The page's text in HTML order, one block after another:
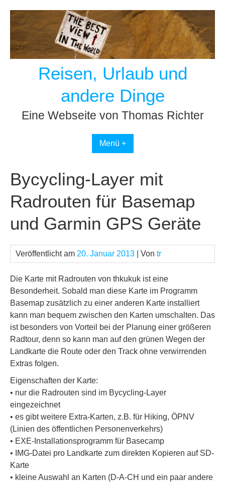
content
Reisen, Urlaub und
andere Dinge
Eine Webseite von Thomas Richter
Menü +
Bycycling-Layer mit
Radrouten für Basemap
und Garmin GPS Geräte
Veröffentlicht am 20. Januar 2013 | Von tr
Die Karte mit Radrouten von thkukuk ist eine
Besonderheit. Sobald man diese Karte im Programm
Basemap zusätzlich zu einer anderen Karte installiert
kann man bequem zwischen den Karten umschalten. Das
ist besonders von Vorteil bei der Planung einer größeren
Radtour, denn so kann man auf den grünen Wegen der
Landkarte die Route oder den Track ohne verwirrenden
Extras folgen.
Eigenschaften der Karte:
• nur die Radrouten sind im Bycycling-Layer
eingezeichnet
• es gibt weitere Extra-Karten, z.B. für Hiking, ÖPNV
(Linien des öffentlichen Personenverkehrs)
• EXE-Installationsprogramm für Basecamp
• IMG-Datei pro Landkarte zum direkten Kopieren auf SD-
Karte
• kleine Auswahl an Karten (D-A-CH und ein paar andere